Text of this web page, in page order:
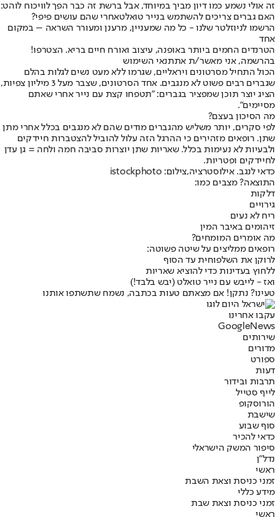
זה אולי נשמע כמו דיון מביך במיוחד, אבל ברשת זה כבר הפך לוויכוח לוהט:
האם גברים צריכים להשתמש בנייר טואלטאחרי שהם עושים פיפי?
הרשמו לניוזלטר שלנו - כל מה שמעניין, מרענן ומעורר השראה – במקום
אחד
הטרנדים החמים ביותר באופנה, עיצוב ואורח חיים בריא. הצטרפו!
בהרשמה, אני מאשר/ת אתתנאי השימוש
הכול התחיל מסרטונים ויראליים, שגרמו ללא מעט נשים לגלות בהלם
שגברים רבים פשוט לא מנגבים. אחד הסרטונים, שצבר מעל 3 מיליון צפיות,
הציג יוצר תוכן שמפציר בגברים: "תטפחו קצת עם נייר אחרי שאתם
מסיימים".
מה הסיכון בעצם?
לפי סקרים, יותר משליש מהגברים מודים שהם לא מנגבים בכלל אחרי מתן
שתן. רופאים מזהירים כי ההרגל הזה עלול להוביל להצטברות חיידקים
ולבעיות לא נעימות בכלל. שאריות שתן יוצרות סביבה חמה ולחה = גן עדן
לחיידקים ופטריות.
כדאי לנגב. אילוסטרציה,צילום: istockphoto
התוצאה? מצבים כמו:
דלקות
גירויים
ריח לא נעים
זיהומים באיבר המין
מה אומרים המומחים?
רופאים ממליצים על שיטה פשוטה:
לרוקן את השלפוחית עד הסוף
ללחוץ בעדינות כדי להוציא שאריות
ואז - לייבש עם נייר טואלט (יבש בלבד!)
טעינו? נתקן! אם מצאתם טעות בכתבה, נשמח שתשתפו אותנו
עקבו אחרינו
Googl eNews
שירותים
מדורים
ספורט
דעות
תרבות ובידור
לייף סטייל
הורוסקופ
שישבת
סוף שבוע
כדאי להכיר
סיפור המשק הישראלי
נדל"ן
ראשי
זמני כניסת וצאת השבת
מידע כללי
זמני כניסת וצאת שבת
ראשי